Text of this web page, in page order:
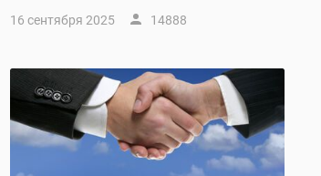
16 сентября 2025 14888